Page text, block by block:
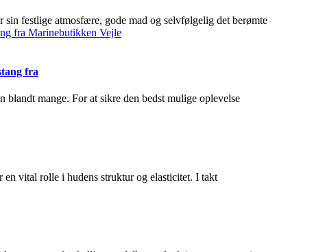
festlige atmosfære, gode mad og selvfølgelig det berømte
fra
mange. For at sikre den bedst mulige oplevelse
vital rolle i hudens struktur og elasticitet. I takt